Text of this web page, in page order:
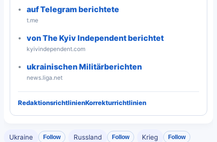
auf Telegram berichtete
t.me
von The Kyiv Independent berichtet
kyivindependent.com
ukrainischen Militärberichten
news.liga.net
RedaktionsrichtlinienKorrekturrichtlinien
Ukraine Follow Russland Follow Krieg Follow